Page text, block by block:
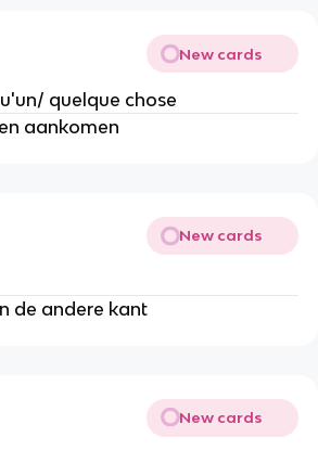
New cards
quelque chose
aankomen
New cards
de andere kant
New cards